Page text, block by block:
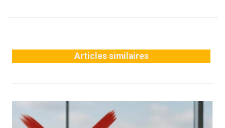
Articles similaires